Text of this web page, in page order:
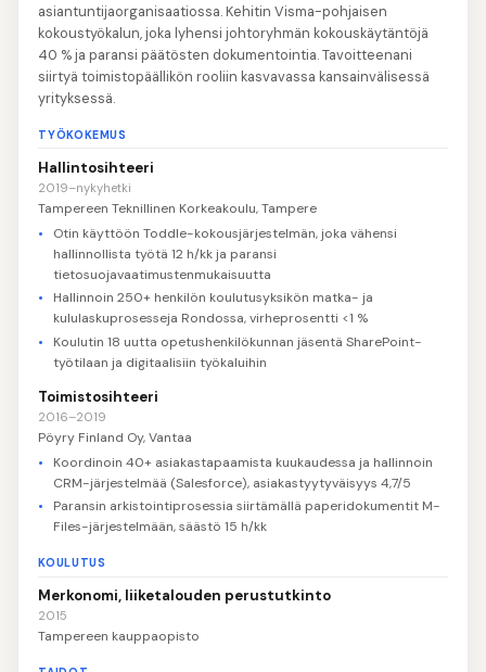
asiantuntijaorganisaatiossa. Kehitin Visma-pohjaisen
kokoustyökalun, joka lyhensi johtoryhmän kokouskäytäntöjä
40 % ja paransi päätösten dokumentointia. Tavoitteenani
siirtyä toimistopäällikön rooliin kasvavassa kansainvälisessä
yrityksessä.
TYÖKOKEMUS
Hallintosihteeri
2019–nykyhetki
Tampereen Teknillinen Korkeakoulu, Tampere
Otin käyttöön Toddle-kokousjärjestelmän, joka vähensi
hallinnollista työtä 12 h/kk ja paransi
tietosuojavaatimustenmukaisuutta
Hallinnoin 250+ henkilön koulutusyksikön matka- ja
kululaskuprosesseja Rondossa, virheprosentti <1 %
Koulutin 18 uutta opetushenkilökunnan jäsentä SharePoint-
työtilaan ja digitaalisiin työkaluihin
Toimistosihteeri
2016–2019
Pöyry Finland Oy, Vantaa
Koordinoin 40+ asiakastapaamista kuukaudessa ja hallinnoin
CRM-järjestelmää (Salesforce), asiakastyytyväisyys 4,7/5
Paransin arkistointiprosessia siirtämällä paperidokumentit M-
Files-järjestelmään, säästö 15 h/kk
KOULUTUS
Merkonomi, liiketalouden perustutkinto
2015
Tampereen kauppaopisto